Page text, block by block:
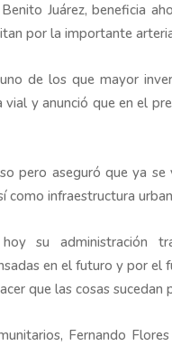
Juárez, beneficia
por la importante
de los que mayor
y anunció que en el
pero aseguró que ya
como infraestructura
su administración
en el futuro y por el
que las cosas sucedan
Fernando